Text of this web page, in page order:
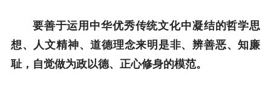
要善于运用中华优秀传统文化中凝结的哲学思
想、人文精神、道德理念来明是非、辨善恶、知廉
耻，自觉做为政以德、正心修身的模范。